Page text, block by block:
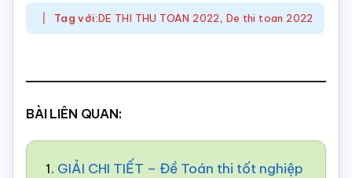
Tag với:DE THI THU TOAN 2022, De thi toan 2022
BÀI LIÊN QUAN:
1. GIẢI CHI TIẾT – Đề Toán thi tốt nghiệp